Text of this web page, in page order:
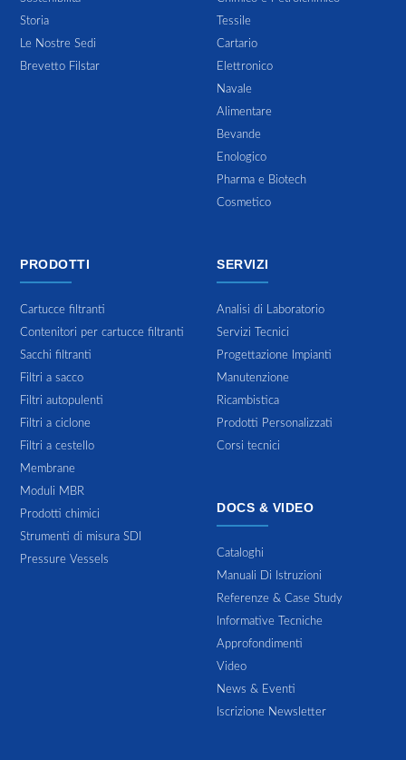
Storia
Le Nostre Sedi
Brevetto Filstar
Tessile
Cartario
Elettronico
Navale
Alimentare
Bevande
Enologico
Pharma e Biotech
Cosmetico
PRODOTTI
Cartucce filtranti
Contenitori per cartucce filtranti
Sacchi filtranti
Filtri a sacco
Filtri autopulenti
Filtri a ciclone
Filtri a cestello
Membrane
Moduli MBR
Prodotti chimici
Strumenti di misura SDI
Pressure Vessels
SERVIZI
Analisi di Laboratorio
Servizi Tecnici
Progettazione Impianti
Manutenzione
Ricambistica
Prodotti Personalizzati
Corsi tecnici
DOCS & VIDEO
Cataloghi
Manuali Di Istruzioni
Referenze & Case Study
Informative Tecniche
Approfondimenti
Video
News & Eventi
Iscrizione Newsletter